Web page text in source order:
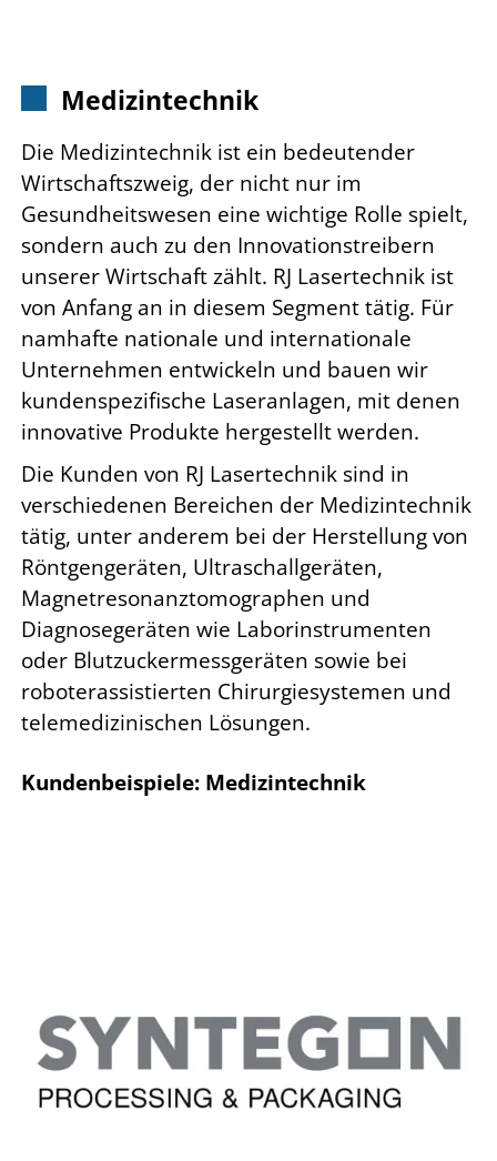
Medizintechnik
Die Medizintechnik ist ein bedeutender
Wirtschaftszweig, der nicht nur im
Gesundheitswesen eine wichtige Rolle spielt,
sondern auch zu den Innovationstreibern
unserer Wirtschaft zählt. RJ Lasertechnik ist
von Anfang an in diesem Segment tätig. Für
namhafte nationale und internationale
Unternehmen entwickeln und bauen wir
kundenspezifische Laseranlagen, mit denen
innovative Produkte hergestellt werden.
Die Kunden von RJ Lasertechnik sind in
verschiedenen Bereichen der Medizintechnik
tätig, unter anderem bei der Herstellung von
Röntgengeräten, Ultraschallgeräten,
Magnetresonanztomographen und
Diagnosegeräten wie Laborinstrumenten
oder Blutzuckermessgeräten sowie bei
roboterassistierten Chirurgiesystemen und
telemedizinischen Lösungen.
Kundenbeispiele: Medizintechnik